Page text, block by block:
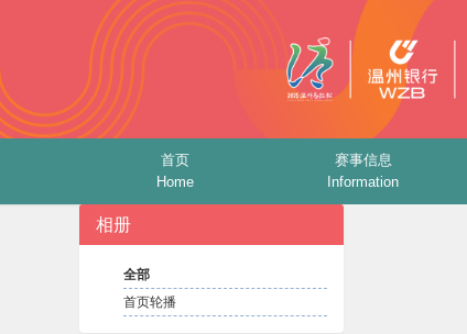
首页
Home
赛事信息
Information
相册
全部
首页轮播